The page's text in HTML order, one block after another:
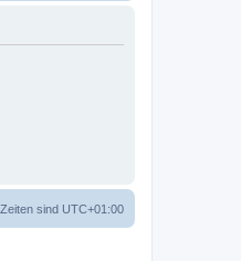
sind UTC+01:00